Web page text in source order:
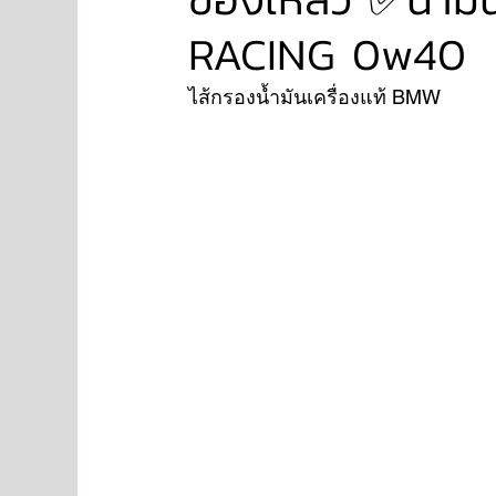
FORD JAGUAR RANGE
RACING 0w40
ไส้กรองน้ำมันเครื่องแท้ BMW